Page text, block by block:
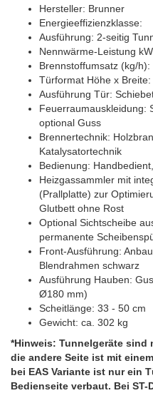
Hersteller: Brunner
Energieeffizienzklasse:
Ausführung: 2-seitig
Nennwärme-Leistung
Brennstoffumsatz (kg/h):
Türformat Höhe x
Ausführung Tür:
Feuerraumauskleidung:
optional Guss
Brennertechnik:
Katalysatortechnik
Bedienung:
Heizgassammler mit
(Prallplatte) zur
Glutbett ohne Rost
Optional Sichtscheibe
permanente
Front-Ausführung:
Blendrahmen schwarz
Ausführung Hauben:
Ø180 mm)
Scheitlänge: 33 - 50 cm
Gewicht: ca. 302 kg
*Hinweis: Tunnelgeräte sind
die andere Seite ist mit
bei EAS Variante ist nur ein
Bedienseite verbaut. Bei ST-